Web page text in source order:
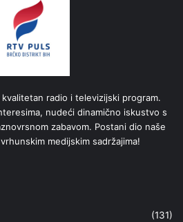
kvalitetan radio i televizijski program.
nudeći dinamično iskustvo s
zabavom. Postani dio naše
medijskim sadržajima!
(131)